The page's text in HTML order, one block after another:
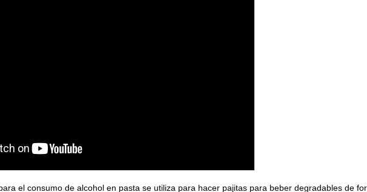
el consumo de alcohol en pasta se utiliza para hacer pajitas para beber degradables de